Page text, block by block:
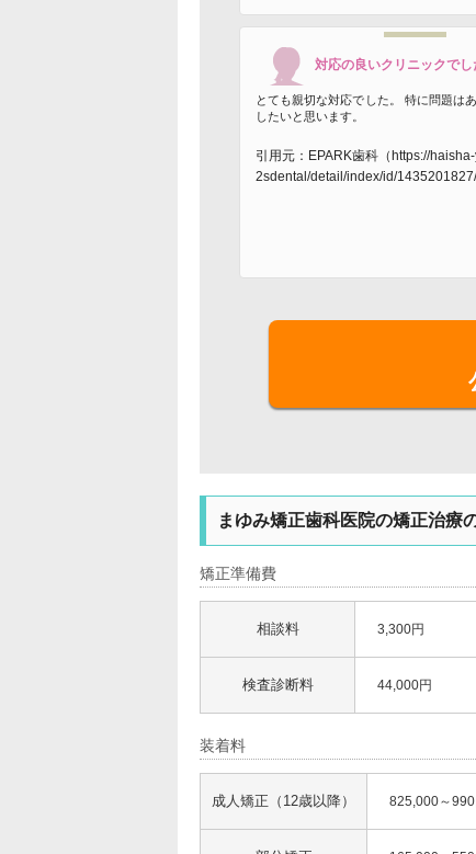
対応の良いクリニックでし
とても親切な対応でした。 特に問題は
したいと思います。
引用元：EPARK歯科（https://
2sdental/detail/index/id/1435201827/
まゆみ矯正歯科医院の矯正治療
矯正準備費
相談料 3,300円
検査診断料 44,000円
装着料
成人矯正（12歳以降） 825,000～